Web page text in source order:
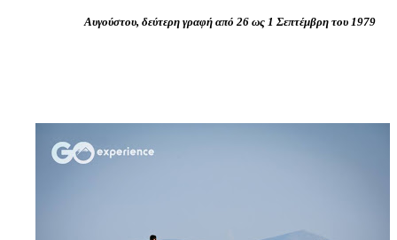
Αυγούστου, δεύτερη γραφή από 26 ως 1 Σεπτέμβρη του 1979